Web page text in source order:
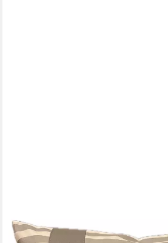
gestreift, Kissenhülle ohne Füllung
23,95 €